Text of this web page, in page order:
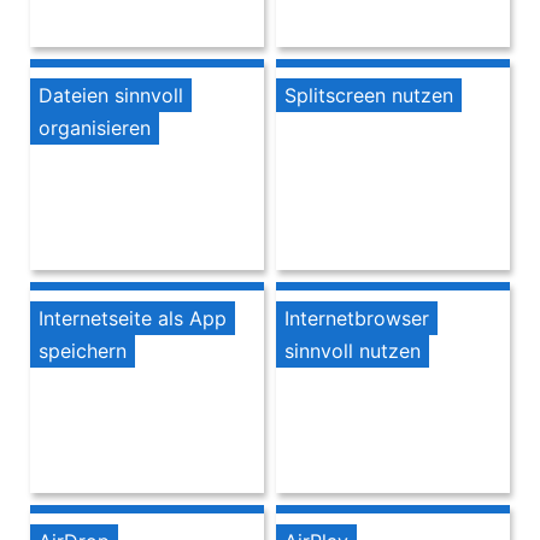
Dateien sinnvoll
organisieren
Splitscreen nutzen
Internetseite als App
speichern
Internetbrowser
sinnvoll nutzen